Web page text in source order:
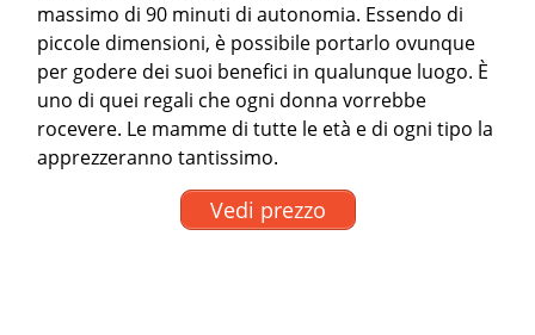
massimo di 90 minuti di autonomia. Essendo di
piccole dimensioni, è possibile portarlo ovunque
per godere dei suoi benefici in qualunque luogo. È
uno di quei regali che ogni donna vorrebbe
rocevere. Le mamme di tutte le età e di ogni tipo la
apprezzeranno tantissimo.
Vedi prezzo